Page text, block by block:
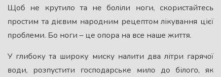
Щоб не крутило та не боліли ноги, скористайтесь
простим та дієвим народним рецептом лікування цієї
проблеми. Бо ноги – це опора на все наше життя.
У глибоку та широку миску налити два літри гарячої
води, розпустити господарське мило до білого, як